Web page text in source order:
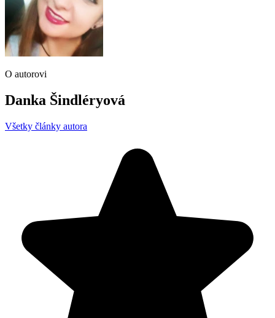
O autorovi
Danka Šindléryová
Všetky články autora